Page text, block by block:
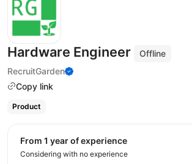
Hardware Engineer
Offline
RecruitGarden
Copy link
Product
from 1 year of experience
Considering with no experience